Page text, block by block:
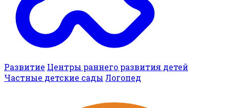
Развитие Центры раннего развития детей
Частные детские сады Логопед